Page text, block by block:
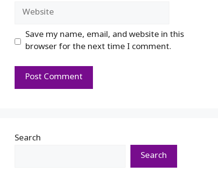
Website
Save my name, email, and website in this
browser for the next time I comment.
Search
Search